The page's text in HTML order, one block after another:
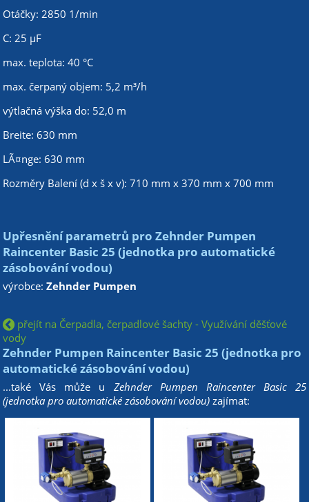
Otáčky: 2850 1/min
C: 25 µF
max. teplota: 40 °C
max. čerpaný objem: 5,2 m³/h
výtlačná výška do: 52,0 m
Breite: 630 mm
LÃ¤nge: 630 mm
Rozměry Balení (d x š x v): 710 mm x 370 mm x 700 mm
Upřesnění parametrů pro Zehnder Pumpen
Raincenter Basic 25 (jednotka pro automatické
zásobování vodou)
výrobce:Zehnder Pumpen
přejít na Čerpadla, čerpadlové šachty - Využívání děšťové
vody
Zehnder Pumpen Raincenter Basic 25 (jednotka pro
automatické zásobování vodou)
...také Vás může u Zehnder Pumpen Raincenter Basic 25
(jednotka pro automatické zásobování vodou) zajímat: